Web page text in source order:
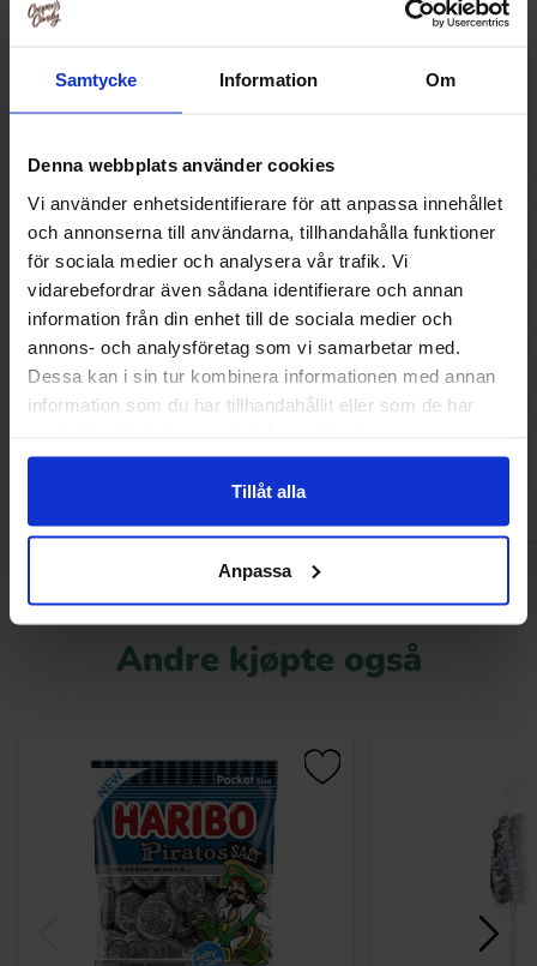
Samtycke Information Om
Denna webbplats använder cookies
Vi använder enhetsidentifierare för att anpassa innehållet
och annonserna till användarna, tillhandahålla funktioner
för sociala medier och analysera vår trafik. Vi
vidarebefordrar även sådana identifierare och annan
information från din enhet till de sociala medier och
annons- och analysföretag som vi samarbetar med.
Dessa kan i sin tur kombinera informationen med annan
information som du har tillhandahållit eller som de har
Tillåt alla
Anpassa
Norregade Saltede Skruvar 85g
22.90 kr
Kjøp
Malaco Gott &
Andre kjøpte også